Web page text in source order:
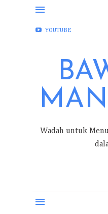
FACEBOOK
YOUTUBE
Wadah untuk